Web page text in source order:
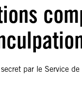
par le Service